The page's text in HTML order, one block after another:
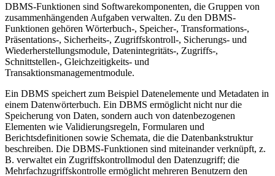
DBMS-Funktionen sind Softwarekomponenten, die Gruppen von
zusammenhängenden Aufgaben verwalten. Zu den DBMS-
Funktionen gehören Wörterbuch-, Speicher-, Transformations-,
Präsentations-, Sicherheits-, Zugriffskontroll-, Sicherungs- und
Wiederherstellungsmodule, Datenintegritäts-, Zugriffs-,
Schnittstellen-, Gleichzeitigkeits- und
Transaktionsmanagementmodule.
Ein DBMS speichert zum Beispiel Datenelemente und Metadaten in
einem Datenwörterbuch. Ein DBMS ermöglicht nicht nur die
Speicherung von Daten, sondern auch von datenbezogenen
Elementen wie Validierungsregeln, Formularen und
Berichtsdefinitionen sowie Schemata, die die Datenbankstruktur
beschreiben. Die DBMS-Funktionen sind miteinander verknüpft, z.
B. verwaltet ein Zugriffskontrollmodul den Datenzugriff; die
Mehrfachzugriffskontrolle ermöglicht mehreren Benutzern den